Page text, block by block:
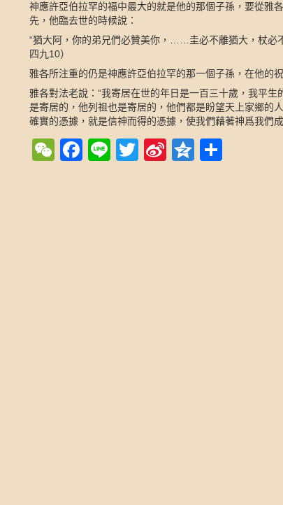
神應許亞伯拉罕的福中最大的就是他的那個子孫，要從雅
先，他臨去世的時候說：
“猶大阿，你的弟兄們必贊美你，……圭必不離猶大，杖必
四九 10）
雅各所注重的仍是神應許亞伯拉罕的那一個子孫，在他的
雅各對法老說：“我寄居在世的年日是一百三十歲，我平
是寄居的，他列祖也是寄居的，他們都是盼望天上家鄉的
確實的憑據，就是信神而得的憑據，使我們藉著神爲我們
WeChat
Facebook
LineTwitterSinaQzone